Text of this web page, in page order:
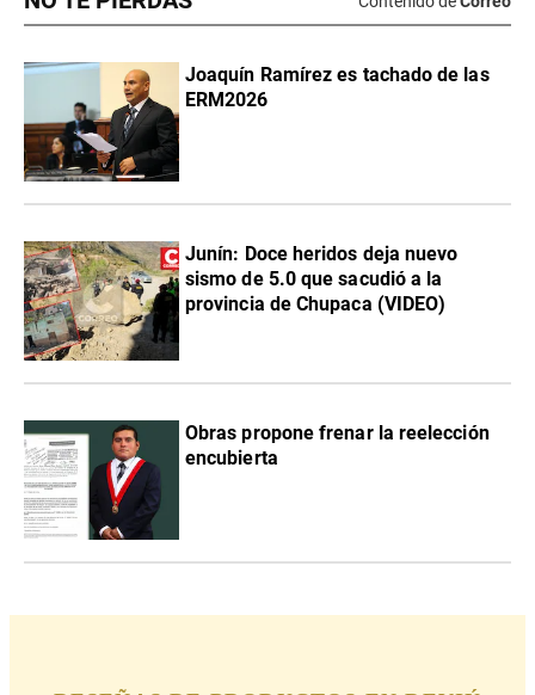
Joaquín Ramírez es tachado de las
ERM2026
Junín: Doce heridos deja nuevo
sismo de 5.0 que sacudió a la
provincia de Chupaca (VIDEO)
Obras propone frenar la reelección
encubierta